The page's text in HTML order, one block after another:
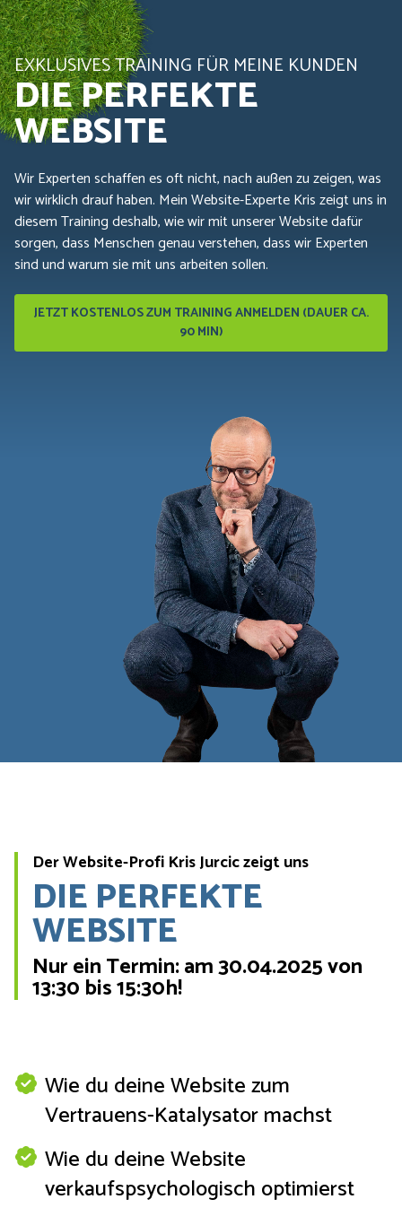
EXKLUSIVES TRAINING FÜR MEINE KUNDEN
DIE PERFEKTE
WEBSITE
Wir Experten schaffen es oft nicht, nach außen zu zeigen, was
wir wirklich drauf haben. Mein Website-Experte Kris zeigt uns in
diesem Training deshalb, wie wir mit unserer Website dafür
sorgen, dass Menschen genau verstehen, dass wir Experten
sind und warum sie mit uns arbeiten sollen.
JETZT KOSTENLOS ZUM TRAINING ANMELDEN (DAUER CA.
90 MIN)
Der Website-Profi Kris Jurcic zeigt uns
DIE PERFEKTE
WEBSITE
Nur ein Termin: am 30.04.2025 von
13:30 bis 15:30h!
Wie du deine Website zum
Vertrauens-Katalysator machst
Wie du deine Website
verkaufspsychologisch optimierst